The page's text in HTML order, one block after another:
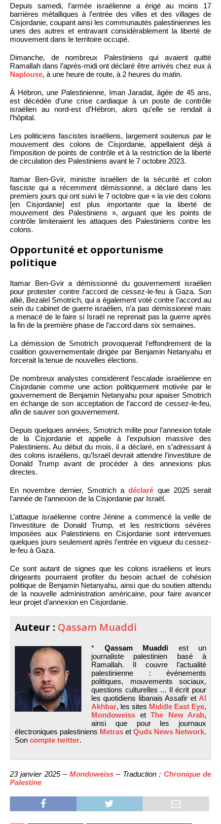
Depuis samedi, l’armée israélienne a érigé au moins 17
barrières métalliques à l’entrée des villes et des villages de
Cisjordanie, coupant ainsi les communautés palestiniennes les
unes des autres et entravant considérablement la liberté de
mouvement dans le territoire occupé.
Dimanche, de nombreux Palestiniens qui avaient quitté
Ramallah dans l’après-midi ont déclaré être arrivés chez eux à
Naplouse, à une heure de route, à 2 heures du matin.
À Hébron, une Palestinienne, Iman Jaradat, âgée de 45 ans,
est décédée d’une crise cardiaque à un poste de contrôle
israélien au nord-est d’Hébron, alors qu’elle se rendait à
l’hôpital.
Les politiciens fascistes israéliens, largement soutenus par le
mouvement des colons de Cisjordanie, appellaient déjà à
l’imposition de points de contrôle et à la restriction de la liberté
de circulation des Palestiniens avant le 7 octobre 2023.
Itamar Ben-Gvir, ministre israélien de la sécurité et colon
fasciste qui a récemment démissionné, a déclaré dans les
premiers jours qui ont suivi le 7 octobre que « la vie des colons
[en Cisjordanie] est plus importante que la liberté de
mouvement des Palestiniens », arguant que les points de
contrôle limiteraient les attaques des Palestiniens contre les
colons.
Opportunité et opportunisme
politique
Itamar Ben-Gvir a démissionné du gouvernement israélien
pour protester contre l’accord de cessez-le-feu à Gaza. Son
allié, Bezalel Smotrich, qui a également voté contre l’accord au
sein du cabinet de guerre israélien, n’a pas démissionné mais
a menacé de le faire si Israël ne reprenait pas la guerre après
la fin de la première phase de l’accord dans six semaines.
La démission de Smotrich provoquerait l’effondrement de la
coalition gouvernementale dirigée par Benjamin Netanyahu et
forcerait la tenue de nouvelles élections.
De nombreux analystes considèrent l’escalade israélienne en
Cisjordanie comme une action politiquement motivée par le
gouvernement de Benjamin Netanyahu pour apaiser Smotrich
en échange de son acceptation de l’accord de cessez-le-feu,
afin de sauver son gouvernement.
Depuis quelques années, Smotrich milite pour l’annexion totale
de la Cisjordanie et appelle à l’expulsion massive des
Palestiniens. Au début du mois, il a déclaré, en s’adressant à
des colons israéliens, qu’Israël devrait attendre l’investiture de
Donald Trump avant de procéder à des annexions plus
directes.
En novembre dernier, Smotrich adéclaré que 2025 serait
l’année de l’annexion de la Cisjordanie par Israël.
L’attaque israélienne contre Jénine a commencé la veille de
l’investiture de Donald Trump, et les restrictions sévères
imposées aux Palestiniens en Cisjordanie sont intervenues
quelques jours seulement après l’entrée en vigueur du cessez-
le-feu à Gaza.
Ce sont autant de signes que les colons israéliens et leurs
dirigeants pourraient profiter du besoin actuel de cohésion
politique de Benjamin Netanyahu, ainsi que du soutien attendu
de la nouvelle administration américaine, pour faire avancer
leur projet d’annexion en Cisjordanie.
Auteur : Qassam Muaddi
* Qassam Muaddi est un
journaliste palestinien basé à
Ramallah. Il couvre l’actualité
palestinienne : événements
politiques, mouvements sociaux,
questions culturelles ... Il écrit pour
les quotidiens libanais Assafir et Al
Akhbar, les sites Middle East Eye,
Mondoweiss et The New Arab,
ainsi que pour les journaux
électroniques palestiniens Metras et Quds News Network.
Son compte twitter.
23 janvier 2025 – Mondoweiss– Traduction : Chronique de
Palestine